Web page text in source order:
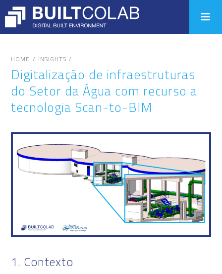
HOME / INSIGHTS /
Digitalização de infraestruturas
do Setor da Água com recurso a
tecnologia Scan-to-BIM
1. Contexto